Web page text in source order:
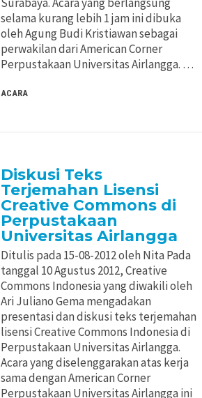
selama kurang lebih 1 jam ini dibuka
oleh Agung Budi Kristiawan sebagai
perwakilan dari American Corner
Perpustakaan Universitas Airlangga. …
ACARA
Diskusi Teks
Terjemahan Lisensi
Creative Commons di
Perpustakaan
Universitas Airlangga
Ditulis pada 15-08-2012 oleh Nita Pada
tanggal 10 Agustus 2012, Creative
Commons Indonesia yang diwakili oleh
Ari Juliano Gema mengadakan
presentasi dan diskusi teks terjemahan
lisensi Creative Commons Indonesia di
Perpustakaan Universitas Airlangga.
Acara yang diselenggarakan atas kerja
sama dengan American Corner
Perpustakaan Universitas Airlangga ini